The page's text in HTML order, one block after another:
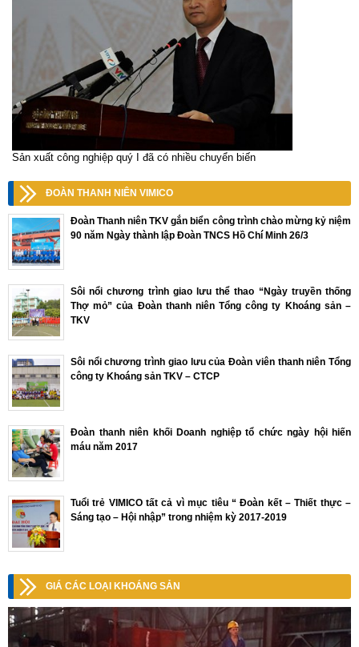
Sản xuất công nghiệp quý I đã có nhiều chuyển biến
ĐOÀN THANH NIÊN VIMICO
Đoàn Thanh niên TKV gắn biển công trình chào mừng kỷ niệm
90 năm Ngày thành lập Đoàn TNCS Hồ Chí Minh 26/3
Sôi nổi chương trình giao lưu thể thao “Ngày truyền thống
Thợ mỏ” của Đoàn thanh niên Tổng công ty Khoáng sản –
TKV
Sôi nổi chương trình giao lưu của Đoàn viên thanh niên Tổng
công ty Khoáng sản TKV – CTCP
Đoàn thanh niên khối Doanh nghiệp tổ chức ngày hội hiến
máu năm 2017
Tuổi trẻ VIMICO tất cả vì mục tiêu “ Đoàn kết – Thiết thực –
Sáng tạo – Hội nhập” trong nhiệm kỳ 2017-2019
GIÁ CÁC LOẠI KHOÁNG SẢN